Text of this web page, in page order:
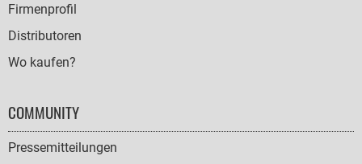
Firmenprofil
Distributoren
Wo kaufen?
COMMUNITY
Pressemitteilungen